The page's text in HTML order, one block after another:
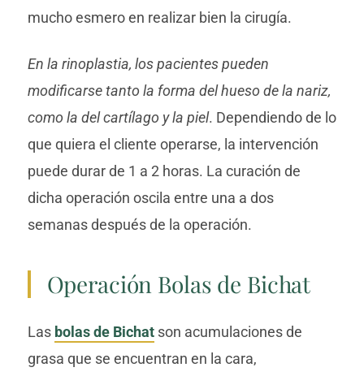
mucho esmero en realizar bien la cirugía.
En la rinoplastia, los pacientes pueden
modificarse tanto la forma del hueso de la nariz,
como la del cartílago y la piel. Dependiendo de lo
que quiera el cliente operarse, la intervención
puede durar de 1 a 2 horas. La curación de
dicha operación oscila entre una a dos
semanas después de la operación.
Operación Bolas de Bichat
Las bolas de Bichatson acumulaciones de
grasa que se encuentran en la cara,